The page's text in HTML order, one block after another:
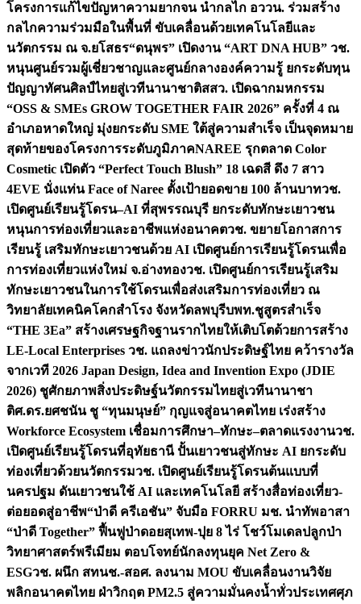
โครงการแก้ไขปัญหาความยากจน นำกลไก อววน. ร่วมสร้าง
กลไกความร่วมมือในพื้นที่ ขับเคลื่อนด้วยเทคโนโลยีและ
นวัตกรรม ณ จ.ยโสธร“ดนุพร” เปิดงาน “ART DNA HUB” วช.
หนุนศูนย์รวมผู้เชี่ยวชาญและศูนย์กลางองค์ความรู้ ยกระดับทุน
ปัญญาทัศนศิลป์ไทยสู่เวทีนานาชาติสสว. เปิดฉากมหกรรม
“OSS & SMEs GROW TOGETHER FAIR 2026” ครั้งที่ 4 ณ
อำเภอหาดใหญ่ มุ่งยกระดับ SME ใต้สู่ความสำเร็จ เป็นจุดหมาย
สุดท้ายของโครงการระดับภูมิภาคNAREE รุกตลาด Color
Cosmetic เปิดตัว “Perfect Touch Blush” 18 เฉดสี ดึง 7 สาว
4EVE นั่งแท่น Face of Naree ตั้งเป้ายอดขาย 100 ล้านบาทวช.
เปิดศูนย์เรียนรู้โดรน–AI ที่สุพรรณบุรี ยกระดับทักษะเยาวชน
หนุนการท่องเที่ยวและอาชีพแห่งอนาคตวช. ขยายโอกาสการ
เรียนรู้ เสริมทักษะเยาวชนด้วย AI เปิดศูนย์การเรียนรู้โดรนเพื่อ
การท่องเที่ยวแห่งใหม่ จ.อ่างทองวช. เปิดศูนย์การเรียนรู้เสริม
ทักษะเยาวชนในการใช้โดรนเพื่อส่งเสริมการท่องเที่ยว ณ
วิทยาลัยเทคนิคโคกสำโรง จังหวัดลพบุรีบพท.ชูสูตรสำเร็จ
“THE 3Ea” สร้างเศรษฐกิจฐานรากไทยให้เติบโตด้วยการสร้าง
LE-Local Enterprises วช. แถลงข่าวนักประดิษฐ์ไทย คว้ารางวัล
จากเวที 2026 Japan Design, Idea and Invention Expo (JDIE
2026) ชูศักยภาพสิ่งประดิษฐ์นวัตกรรมไทยสู่เวทีนานาชา
ติศ.ดร.ยศชนัน ชู “ทุนมนุษย์” กุญแจสู่อนาคตไทย เร่งสร้าง
Workforce Ecosystem เชื่อมการศึกษา–ทักษะ–ตลาดแรงงานวช.
เปิดศูนย์เรียนรู้โดรนที่อุทัยธานี ปั้นเยาวชนสู่ทักษะ AI ยกระดับ
ท่องเที่ยวด้วยนวัตกรรมวช. เปิดศูนย์เรียนรู้โดรนต้นแบบที่
นครปฐม ดันเยาวชนใช้ AI และเทคโนโลยี สร้างสื่อท่องเที่ยว-
ต่อยอดสู่อาชีพ“ป่าดี ครีเอชัน” จับมือ FORRU มช. นำทัพอาสา
“ป่าดี Together” ฟื้นฟูป่าดอยสุเทพ-ปุย 8 ไร่ โชว์โมเดลปลูกป่า
วิทยาศาสตร์พรีเมียม ตอบโจทย์นักลงทุนยุค Net Zero &
ESGวช. ผนึก สทนช.-สอศ. ลงนาม MOU ขับเคลื่อนงานวิจัย
พลิกอนาคตไทย ฝ่าวิกฤต PM2.5 สู่ความมั่นคงน้ำทั่วประเทศศุภ